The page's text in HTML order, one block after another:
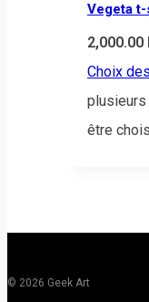
Vegeta
2,000.00
Choix
être
© 2026 Geek Art